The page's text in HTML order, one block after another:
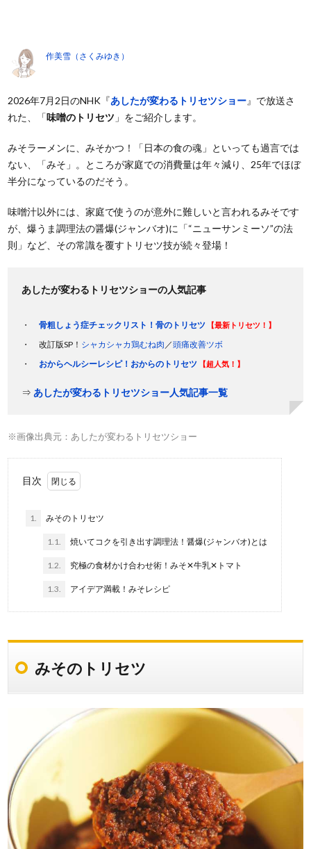
作美雪（さくみゆき）
2026年7月2日のNHK『あしたが変わるトリセツショー』で放送さ
れた、「味噌のトリセツ 」をご紹介します。
みそラーメンに、みそかつ！「日本の食の魂」といっても過言では
ない、「みそ」。ところが家庭での消費量は年々減り、25年でほぼ
半分になっているのだそう。
味噌汁以外には、家庭で使うのが意外に難しいと言われるみそです
が、爆うま調理法の醤爆(ジャンバオ)に「“ニューサンミーソ”の法
則」など、その常識を覆すトリセツ技が続々登場！
あしたが変わるトリセツショーの人気記事
骨粗しょう症チェックリスト！骨のトリセツ 【最新トリセツ！】
改訂版SP！ シャカシャカ鶏むね肉 ／頭痛改善ツボ
おからヘルシーレシピ！おからのトリセツ
【超人気！】
⇒ あしたが変わるトリセツショー人気記事一覧
※画像出典元：あしたが変わるトリセツショー
目次
1. みそのトリセツ
1.1. 焼いてコクを引き出す調理法！醤爆(ジャンバオ)とは
1.2. 究極の食材かけ合わせ術！みそ✕牛乳✕トマト
1.3. アイデア満載！みそレシピ
みそのトリセツ